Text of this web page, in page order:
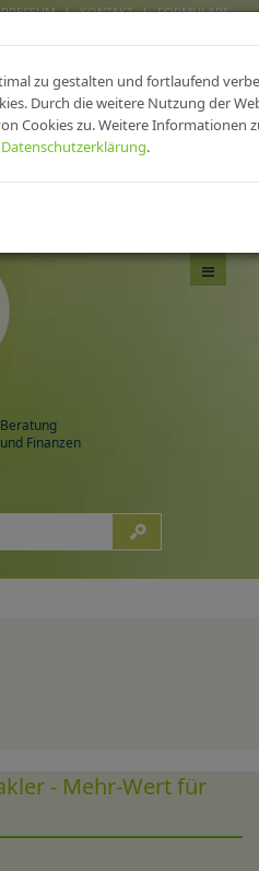
KONTAKT FORMULARE
fürs
Welten,
Finanzen
- Mehr-Wert für
zu gestalten und fortlaufend
Durch die weitere Nutzung der
Cookies zu. Weitere Informationen
Datenschutzerklärung.